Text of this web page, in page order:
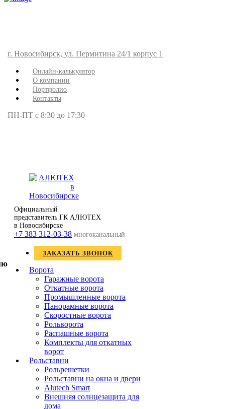
г. Новосибирск, ул. Пермитина 24/1 корпус 1
Онлайн-калькулятор
О компании
Портфолио
Контакты
ПН-ПТ с 8:30 до 17:30
Официальный
представитель ГК АЛЮТЕХ
в Новосибирске
+7 383 312-03-38 многоканальный
ЗАКАЗАТЬ ЗВОНОК
Ворота
Гаражные ворота
Откатные ворота
Промышленные ворота
Панорамные ворота
Скоростные ворота
Рольворота
Распашные ворота
Комплекты для откатных
ворот
Рольставни
Рольрешетки
Рольставни на окна и двери
Alutech Smart
Внешняя солнцезащита для
дома